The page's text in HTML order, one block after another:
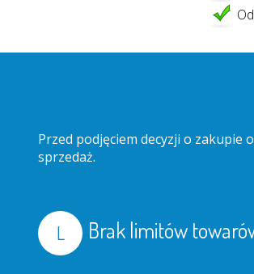
Przed podjęciem decyzji o zakupie
sprzedaż.
Brak limitów